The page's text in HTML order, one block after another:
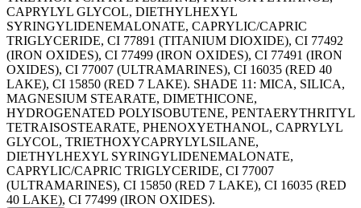
CAPRYLYL GLYCOL, DIETHYLHEXYL
SYRINGYLIDENEMALONATE, CAPRYLIC/CAPRIC
TRIGLYCERIDE, CI 77891 (TITANIUM DIOXIDE), CI 77492
(IRON OXIDES), CI 77499 (IRON OXIDES), CI 77491 (IRON
OXIDES), CI 77007 (ULTRAMARINES), CI 16035 (RED 40
LAKE), CI 15850 (RED 7 LAKE). SHADE 11: MICA, SILICA,
MAGNESIUM STEARATE, DIMETHICONE,
HYDROGENATED POLYISOBUTENE, PENTAERYTHRITYL
TETRAISOSTEARATE, PHENOXYETHANOL, CAPRYLYL
GLYCOL, TRIETHOXYCAPRYLYLSILANE,
DIETHYLHEXYL SYRINGYLIDENEMALONATE,
CAPRYLIC/CAPRIC TRIGLYCERIDE, CI 77007
(ULTRAMARINES), CI 15850 (RED 7 LAKE), CI 16035 (RED
40 LAKE), CI 77499 (IRON OXIDES).